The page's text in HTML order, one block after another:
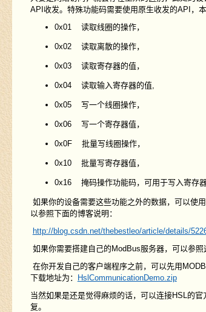
API收发。特殊功能码需要使用原生收发的API，
0x01 读取线圈的操作，
0x02 读取离散的操作，
0x03 读取寄存器的值，
0x04 读取输入寄存器的值,
0x05 写一个线圈操作，
0x06 写一个寄存器值，
0x0F 批量写线圈操作，
0x10 批量写寄存器值，
0x16 掩码操作功能码，可用于写入寄存器
如果你的设备需要这些功能之外的数据，可以使
以参照下面的博客说明：
http://blog.csdn.net/thebestleo/article/details/
如果你需要搭建自己的ModBus服务器，可以参照
在你开发自己的客户端程序之前，可以先用
下载地址为：
HslCommunicationDemo.zip
当然如果是还是觉得麻烦的话，可以连接HSL
复。